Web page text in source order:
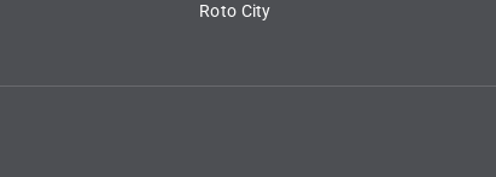
Roto City